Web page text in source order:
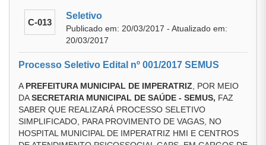
C-013
Seletivo
Publicado em: 20/03/2017 - Atualizado em:
20/03/2017
Processo Seletivo Edital nº 001/2017 SEMUS
A PREFEITURA MUNICIPAL DE IMPERATRIZ , POR MEIO
DASECRETARIA MUNICIPAL DE SAÚDE - SEMUS, FAZ
SABER QUE REALIZARÁ PROCESSO SELETIVO
SIMPLIFICADO, PARA PROVIMENTO DE VAGAS, NO
HOSPITAL MUNICIPAL DE IMPERATRIZ HMI E CENTROS